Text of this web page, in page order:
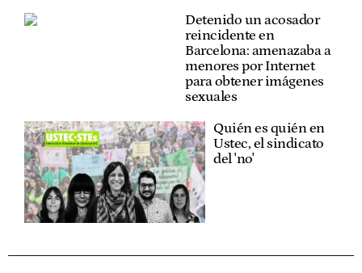
Detenido un acosador
reincidente en
Barcelona: amenazaba a
menores por Internet
para obtener imágenes
sexuales
Quién es quién en
Ustec, el sindicato
del 'no'